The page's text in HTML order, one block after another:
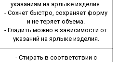
указаниям на ярлыке изделия.
- Сохнет быстро, сохраняет форму
и не теряет объема.
- Гладить можно в зависимости от
указаний на ярлыке изделия.
- Стирать в соответствии с